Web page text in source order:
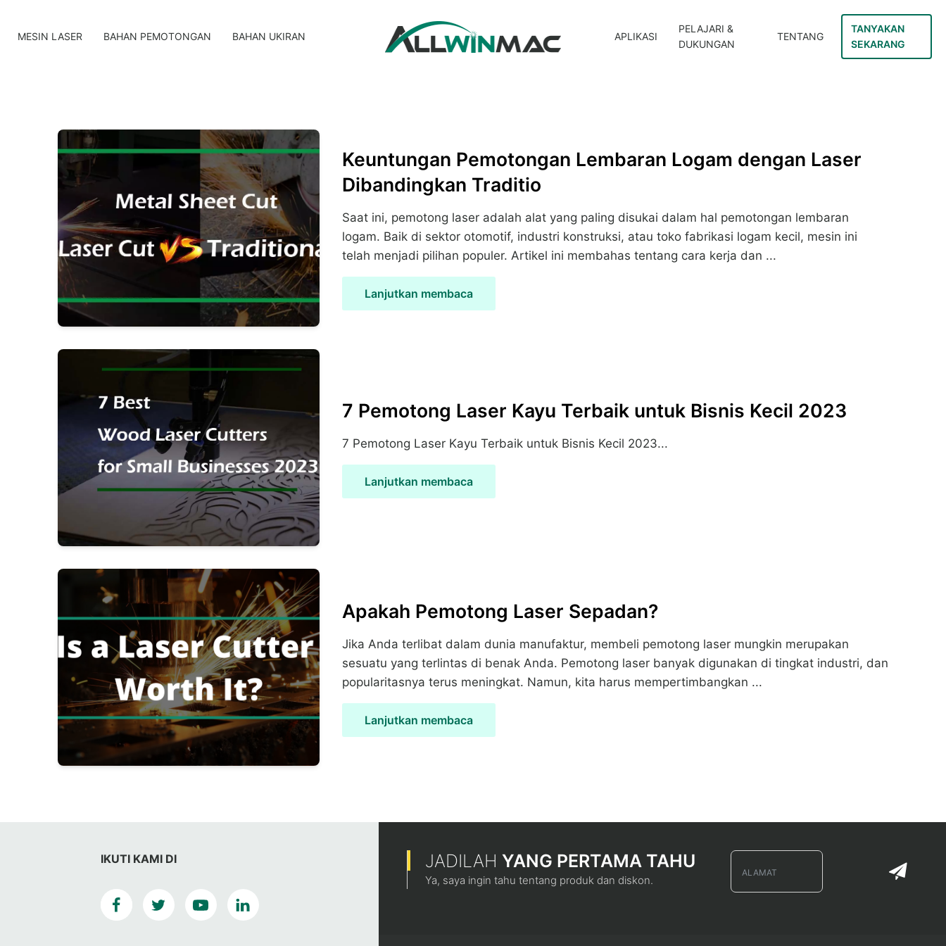
MESIN LASER BAHAN PEMOTONGAN BAHAN UKIRAN APLIKASI
PELAJARI &
DUKUNGAN
TENTANG
TANYAKAN
SEKARANG
Keuntungan Pemotongan Lembaran Logam dengan Laser
Dibandingkan Traditio
Saat ini, pemotong laser adalah alat yang paling disukai dalam hal pemotongan lembaran
logam. Baik di sektor otomotif, industri konstruksi, atau toko fabrikasi logam kecil, mesin ini
telah menjadi pilihan populer. Artikel ini membahas tentang cara kerja dan ...
Lanjutkan membaca
7 Pemotong Laser Kayu Terbaik untuk Bisnis Kecil 2023
7 Pemotong Laser Kayu Terbaik untuk Bisnis Kecil 2023...
Lanjutkan membaca
Apakah Pemotong Laser Sepadan?
Jika Anda terlibat dalam dunia manufaktur, membeli pemotong laser mungkin merupakan
sesuatu yang terlintas di benak Anda. Pemotong laser banyak digunakan di tingkat industri, dan
popularitasnya terus meningkat. Namun, kita harus mempertimbangkan ...
Lanjutkan membaca
IKUTI KAMI DI JADILAH YANG PERTAMA TAHU
Ya, saya ingin tahu tentang produk dan diskon.